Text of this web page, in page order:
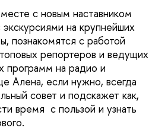
с новым наставником
на крупнейших
познакомятся с работой
репортеров и ведущих
программ на радио и
Алена, если нужно, всегда
совет и подскажет как,
время с пользой и узнать